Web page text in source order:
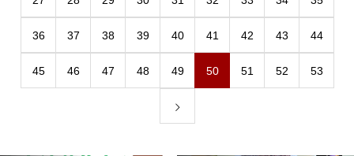
36 37 38 39 40 41 42 43 44
45 46 47 48 49 50 51 52 53